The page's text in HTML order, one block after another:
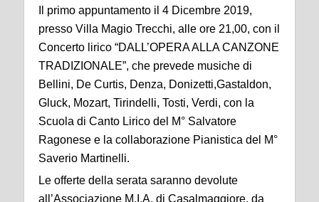
Il primo appuntamento il 4 Dicembre 2019,
presso Villa Magio Trecchi, alle ore 21,00, con il
Concerto lirico “DALL’OPERA ALLA CANZONE
TRADIZIONALE”, che prevede musiche di
Bellini, De Curtis, Denza, Donizetti,Gastaldon,
Gluck, Mozart, Tirindelli, Tosti, Verdi, con la
Scuola di Canto Lirico del M° Salvatore
Ragonese e la collaborazione Pianistica del M°
Saverio Martinelli.
Le offerte della serata saranno devolute
all’Associazione M.I.A. di Casalmaggiore, da